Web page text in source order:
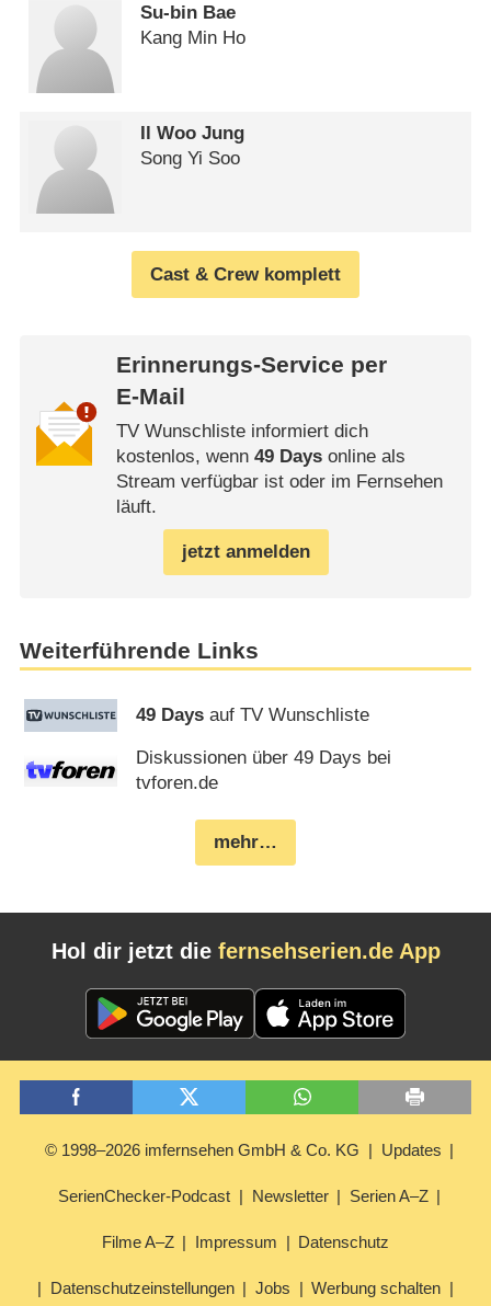
Su-bin Bae
Kang Min Ho
Il Woo Jung
Song Yi Soo
Cast & Crew komplett
Erinnerungs-Service per
E-Mail
TV Wunschliste informiert dich
kostenlos, wenn 49 Daysonline als
Stream verfügbar ist oder im Fernsehen
läuft.
jetzt anmelden
Weiterführende Links
49 Days auf TV Wunschliste
Diskussionen über 49 Days bei
tvforen.de
mehr…
Hol dir jetzt die fernsehserien.de App
© 1998–2026 imfernsehen GmbH & Co. KG Updates
SerienChecker-Podcast Newsletter Serien A–Z
Filme A–Z Impressum Datenschutz
Datenschutzeinstellungen Jobs Werbung schalten